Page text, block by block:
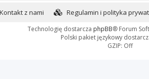
Regulamin i polityka
Kontakt z nami
Technologię dostarcza phpBB® Forum
Polski pakiet językowy
GZIP: Off